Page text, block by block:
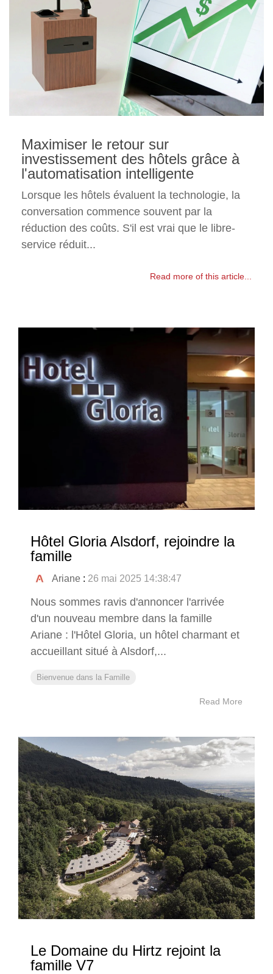
Maximiser le retour sur
investissement des hôtels grâce à
l'automatisation intelligente
Lorsque les hôtels évaluent la technologie, la
conversation commence souvent par la
réduction des coûts. S'il est vrai que le libre-
service réduit...
Read more of this article...
Hôtel Gloria Alsdorf, rejoindre la
famille
Ariane : 26 mai 2025 14:38:47
Nous sommes ravis d'annoncer l'arrivée
d'un nouveau membre dans la famille
Ariane : l'Hôtel Gloria, un hôtel charmant et
accueillant situé à Alsdorf,...
Bienvenue dans la Famille
Read More
Le Domaine du Hirtz rejoint la
famille V7